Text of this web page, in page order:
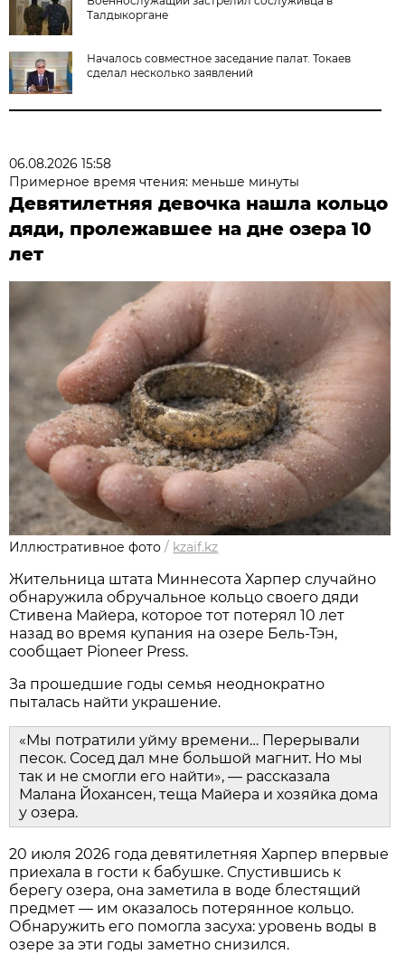
Талдыкоргане
Началось совместное заседание палат. Токаев
сделал несколько заявлений
06.08.2026 15:58
Примерное время чтения: меньше минуты
Девятилетняя девочка нашла кольцо
дяди, пролежавшее на дне озера 10
лет
Иллюстративное фото / kzaif.kz
Жительница штата Миннесота Харпер случайно
обнаружила обручальное кольцо своего дяди
Стивена Майера, которое тот потерял 10 лет
назад во время купания на озере Бель-Тэн,
сообщает Pioneer Press.
За прошедшие годы семья неоднократно
пыталась найти украшение.
«Мы потратили уйму времени… Перерывали
песок. Сосед дал мне большой магнит. Но мы
так и не смогли его найти», — рассказала
Малана Йохансен, теща Майера и хозяйка дома
у озера.
20 июля 2026 года девятилетняя Харпер впервые
приехала в гости к бабушке. Спустившись к
берегу озера, она заметила в воде блестящий
предмет — им оказалось потерянное кольцо.
Обнаружить его помогла засуха: уровень воды в
озере за эти годы заметно снизился.